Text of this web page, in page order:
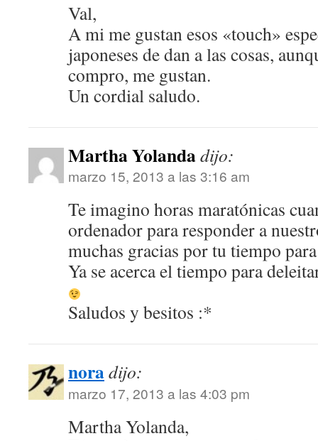
Val,
A mi me gustan esos «touch»
japoneses de dan a las cosas,
compro, me gustan.
Un cordial saludo.
Martha Yolandadijo:
marzo 15, 2013 a las 3:16 am
Te imagino horas maratónicas
ordenador para responder a
muchas gracias por tu tiempo
Ya se acerca el tiempo para
Saludos y besitos :*
noradijo:
marzo 17, 2013 a las 4:03 pm
Martha Yolanda,